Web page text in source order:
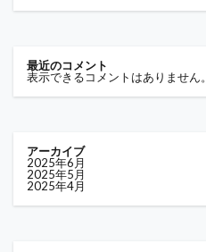
最近のコメント
表示できるコメントはありません。
アーカイブ
2025年6月
2025年5月
2025年4月